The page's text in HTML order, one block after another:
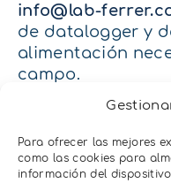
Para ofrecer las mejores
como las cookies para
información del
info@lab-
de datalogger y
alimentación
campo.
Instalación
rápida
La instalación en